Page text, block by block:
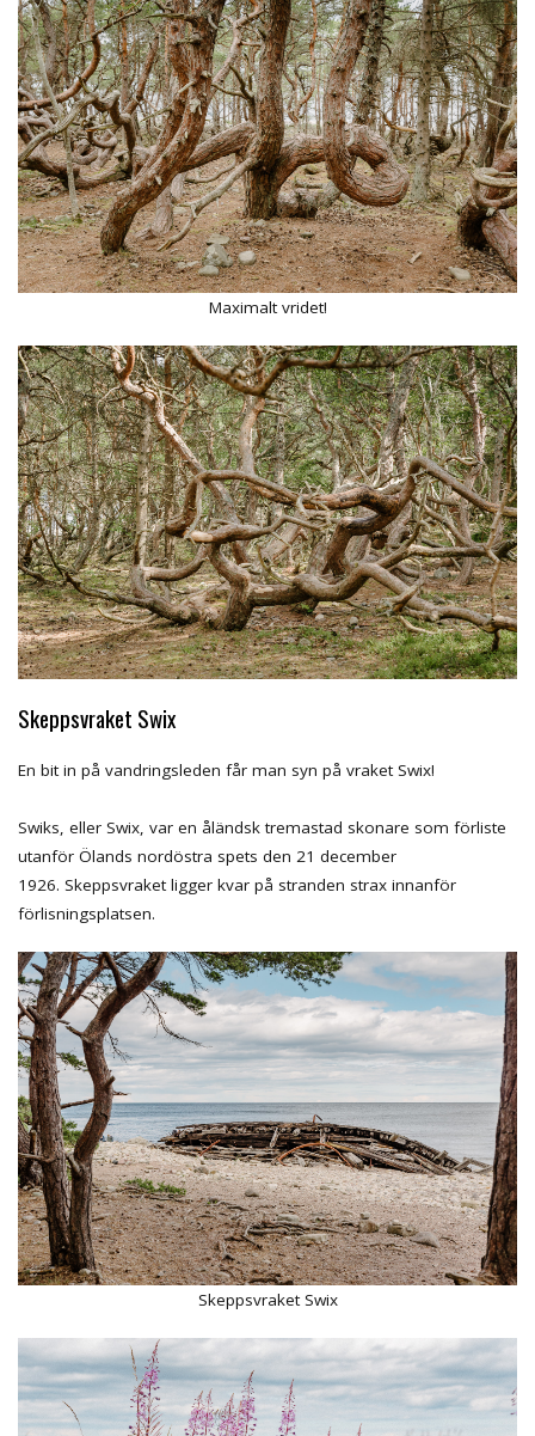
Maximalt vridet!
Skeppsvraket Swix
En bit in på vandringsleden får man syn på vraket Swix!
Swiks, eller Swix, var en åländsk tremastad skonare som förliste
utanför Ölands nordöstra spets den 21 december
1926. Skeppsvraket ligger kvar på stranden strax innanför
förlisningsplatsen.
Skeppsvraket Swix